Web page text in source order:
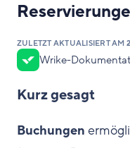
ZULETZT AKTUALISIERT AM
Wrike-
Kurz gesagt
Buchungen